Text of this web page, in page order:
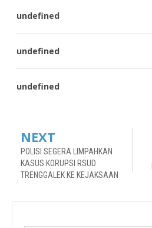
undefined
undefined
undefined
NEXT
POLISI SEGERA LIMPAHKAN
KASUS KORUPSI RSUD
TRENGGALEK KE KEJAKSAAN